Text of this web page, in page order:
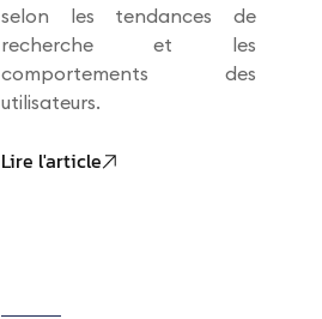
selon les tendances de
recherche et les
comportements des
utilisateurs.
Lire l'article